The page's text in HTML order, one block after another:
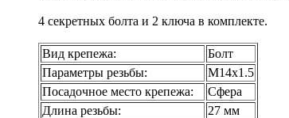
4 секретных болта и 2 ключа в комплекте.
Вид крепежа:
Болт
Параметры резьбы:
М14х1.5
Посадочное место крепежа:
Сфера
Длина резьбы:
27 мм